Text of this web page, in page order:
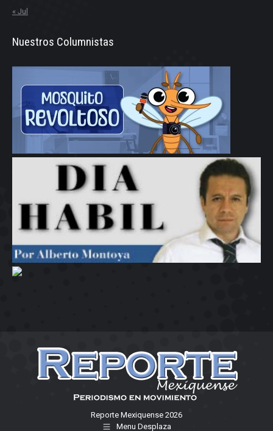
« Jul
Nuestros Columnistas
Reporte Mexiquense 2026
Menu Desplaza